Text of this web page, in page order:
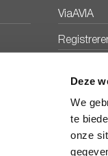
Deze
We
te
onze
ViaAVIA